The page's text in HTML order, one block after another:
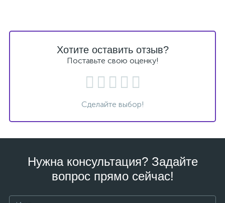
Хотите оставить отзыв?
Поставьте свою оценку!
Сделайте выбор!
Нужна консультация? Задайте
вопрос прямо сейчас!